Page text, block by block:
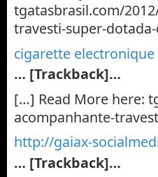
tgatasbrasil.com/
travesti-super-
cigarette electronique
… [Trackback]…
[…] Read More here:
acompanhante-
http://gaiax-
… [Trackback]…